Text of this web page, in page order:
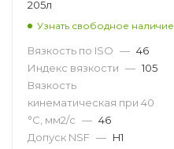
205л
Узнать свободное наличие
Вязкость по ISO — 46
Индекс вязкости — 105
Вязкость
кинематическая при 40
°С, мм2/с — 46
Допуск NSF — H1